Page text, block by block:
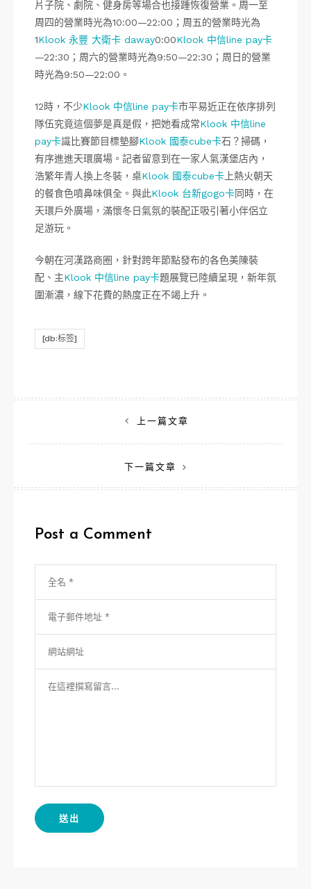
片子院、劇院、健身房等場合也接踵恢復營業。周一至
周四的營業時光為10:00—22:00；周五的營業時光為
1Klook 永豐 大衛卡 daway0:00Klook 中信line pay卡
—22:30；周六的營業時光為9:50—22:30；周日的營業
時光為9:50—22:00。
12時，不少Klook 中信line pay卡市平易近正在依序排列
隊伍究竟這個夢是真是假，把她看成常Klook 中信line
pay卡識比賽節目標墊腳Klook 國泰cube卡石？掃碼，
有序進進天環廣場。記者留意到在一家人氣漢堡店內，
浩繁年青人換上冬裝，桌Klook 國泰cube卡 上熱火朝天
的餐食色噴鼻味俱全。與此Klook 台新gogo卡同時，在
天環戶外廣場，滿懷冬日氣氛的裝配正吸引著小伴侶立
足游玩。
今朝在河漢路商圈，針對跨年節點發布的各色美陳裝
配、主Klook 中信line pay卡題展覽已陸續呈現，新年氛
圍漸濃，線下花費的熱度正在不竭上升。
[db:标签]
章
上一篇文章
下一篇文章
Post a Comment